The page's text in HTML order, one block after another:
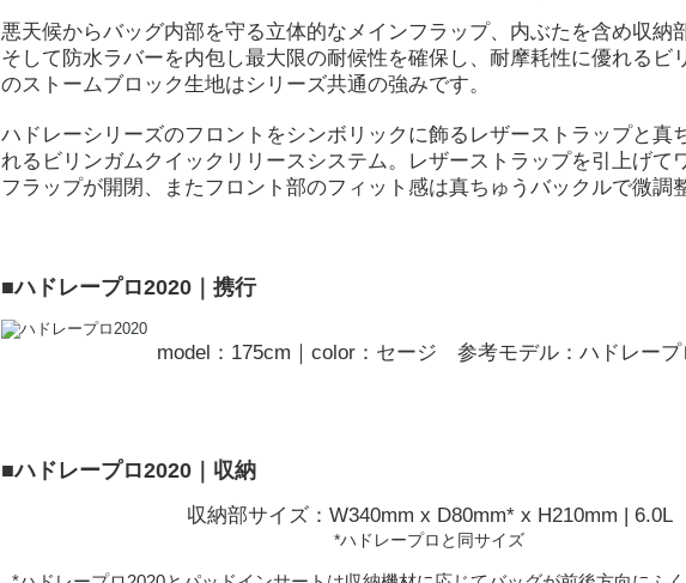
悪天候からバッグ内部を守る立体的なメインフラップ、内ぶたを含め収納
そして防水ラバーを内包し最大限の耐候性を確保し、耐摩耗性に優れるビ
のストームブロック生地はシリーズ共通の強みです。
ハドレーシリーズのフロントをシンボリックに飾るレザーストラップと真
れるビリンガムクイックリリースシステム。レザーストラップを引上げて
フラップが開閉、またフロント部のフィット感は真ちゅうバックルで微調
■ハドレープロ2020｜携行
model：175cm｜color：セージ 参考モデル：ハドレープ
■ハドレープロ2020｜収納
収納部サイズ：W340mm x D80mm* x H210mm | 6.0L
*ハドレープロと同サイズ